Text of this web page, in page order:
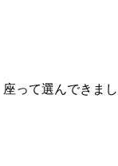
って選んできまし